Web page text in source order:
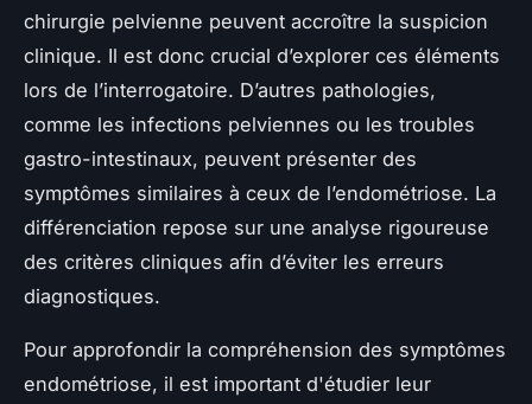
chirurgie pelvienne peuvent accroître la suspicion
clinique. Il est donc crucial d’explorer ces éléments
lors de l’interrogatoire. D’autres pathologies,
comme les infections pelviennes ou les troubles
gastro-intestinaux, peuvent présenter des
symptômes similaires à ceux de l’endométriose. La
différenciation repose sur une analyse rigoureuse
des critères cliniques afin d’éviter les erreurs
diagnostiques.
Pour approfondir la compréhension des symptômes
endométriose, il est important d'étudier leur